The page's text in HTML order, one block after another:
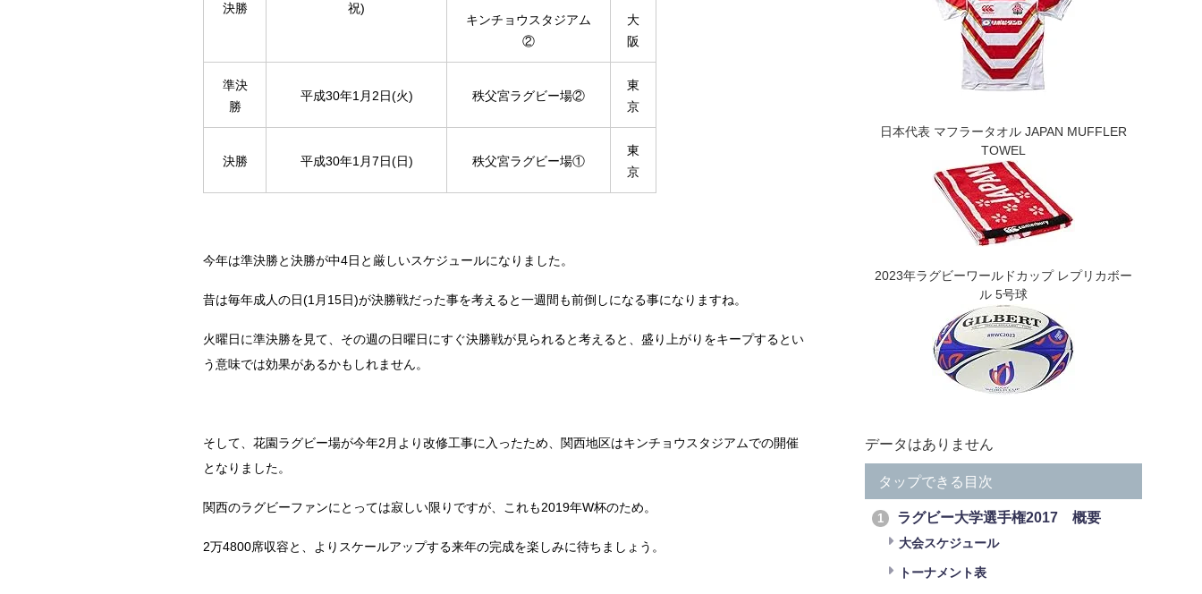
決勝
祝)
キンチョウスタジアム
②
大
阪
準決
勝
平成30年1月2日(火) 秩父宮ラグビー場②
東
京
決勝 平成30年1月7日(日) 秩父宮ラグビー場①
東
京
今年は準決勝と決勝が中4日と厳しいスケジュールになりました。
昔は毎年成人の日(1月15日)が決勝戦だった事を考えると一週間も前倒しになる事になりますね。
火曜日に準決勝を見て、その週の日曜日にすぐ決勝戦が見られると考えると、盛り上がりをキープするとい
う意味では効果があるかもしれません。
そして、花園ラグビー場が今年2月より改修工事に入ったため、関西地区はキンチョウスタジアムでの開催
となりました。
関西のラグビーファンにとっては寂しい限りですが、これも2019年W杯のため。
2万4800席収容と、よりスケールアップする来年の完成を楽しみに待ちましょう。
日本代表 マフラータオル JAPAN MUFFLER
TOWEL
2023年ラグビーワールドカップ レプリカボー
ル 5号球
データはありません
タップできる目次
1 ラグビー大学選手権2017 概要
大会スケジュール
トーナメント表